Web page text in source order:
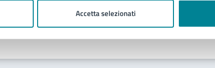
Accetta selezionati